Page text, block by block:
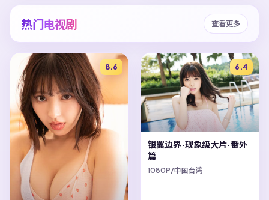
热门电视剧 查看更多
8.6 6.4
银翼边界·现象级大片·番外
篇
1080P/中国台湾